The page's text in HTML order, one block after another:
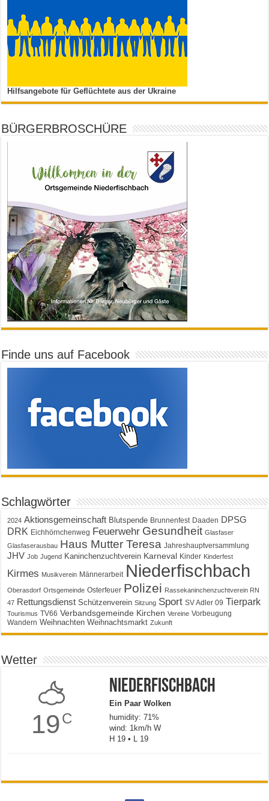
Hilfsangebote für Geflüchtete aus der Ukraine
BÜRGERBROSCHÜRE
Finde uns auf Facebook
Schlagwörter
2024 Aktionsgemeinschaft Blutspende Brunnenfest Daaden DPSG
DRK Eichhörnchenweg Feuerwehr Gesundheit Glasfaser
Glasfaserausbau Haus Mutter Teresa Jahreshauptversammlung
JHV Job Jugend Kaninchenzuchtverein Karneval Kinder Kinderfest
Kirmes Musikverein Männerarbeit Niederfischbach
Oberasdorf Ortsgemeinde Osterfeuer Polizei Rassekaninchenzuchtverein RN
47 Rettungsdienst Schützenverein Sitzung Sport SV Adler 09 Tierpark
Tourismus TV66 Verbandsgemeinde Kirchen Vereine Vorbeugung
Wandern Weihnachten Weihnachtsmarkt Zukunft
Wetter
19C
Niederfischbach
Ein Paar Wolken
humidity: 71%
wind: 1km/h W
H 19 • L 19